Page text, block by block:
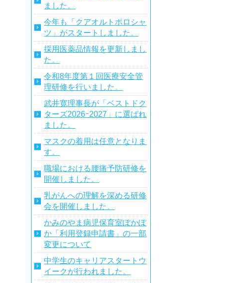
ました。
今年も「クアオルトポロシャ
ツ」がスタートしました。
採用医薬品情報を更新しまし
た。
令和8年度第１回医療安全管
理研修を行いました。
武井寛理事長が「ベストドク
ターズ2026ｰ2027」に選ばれ
ました。
マスクの着用は任意となりま
す。
職場における腰痛予防研修を
開催しました。
乳がんへの理解を深める研修
会を開催しました。
かみのやま病児保育室ぽかぽ
か「利用登録申請書」の一部
変更について
中学生のキャリアスタートウ
イークが行われました。